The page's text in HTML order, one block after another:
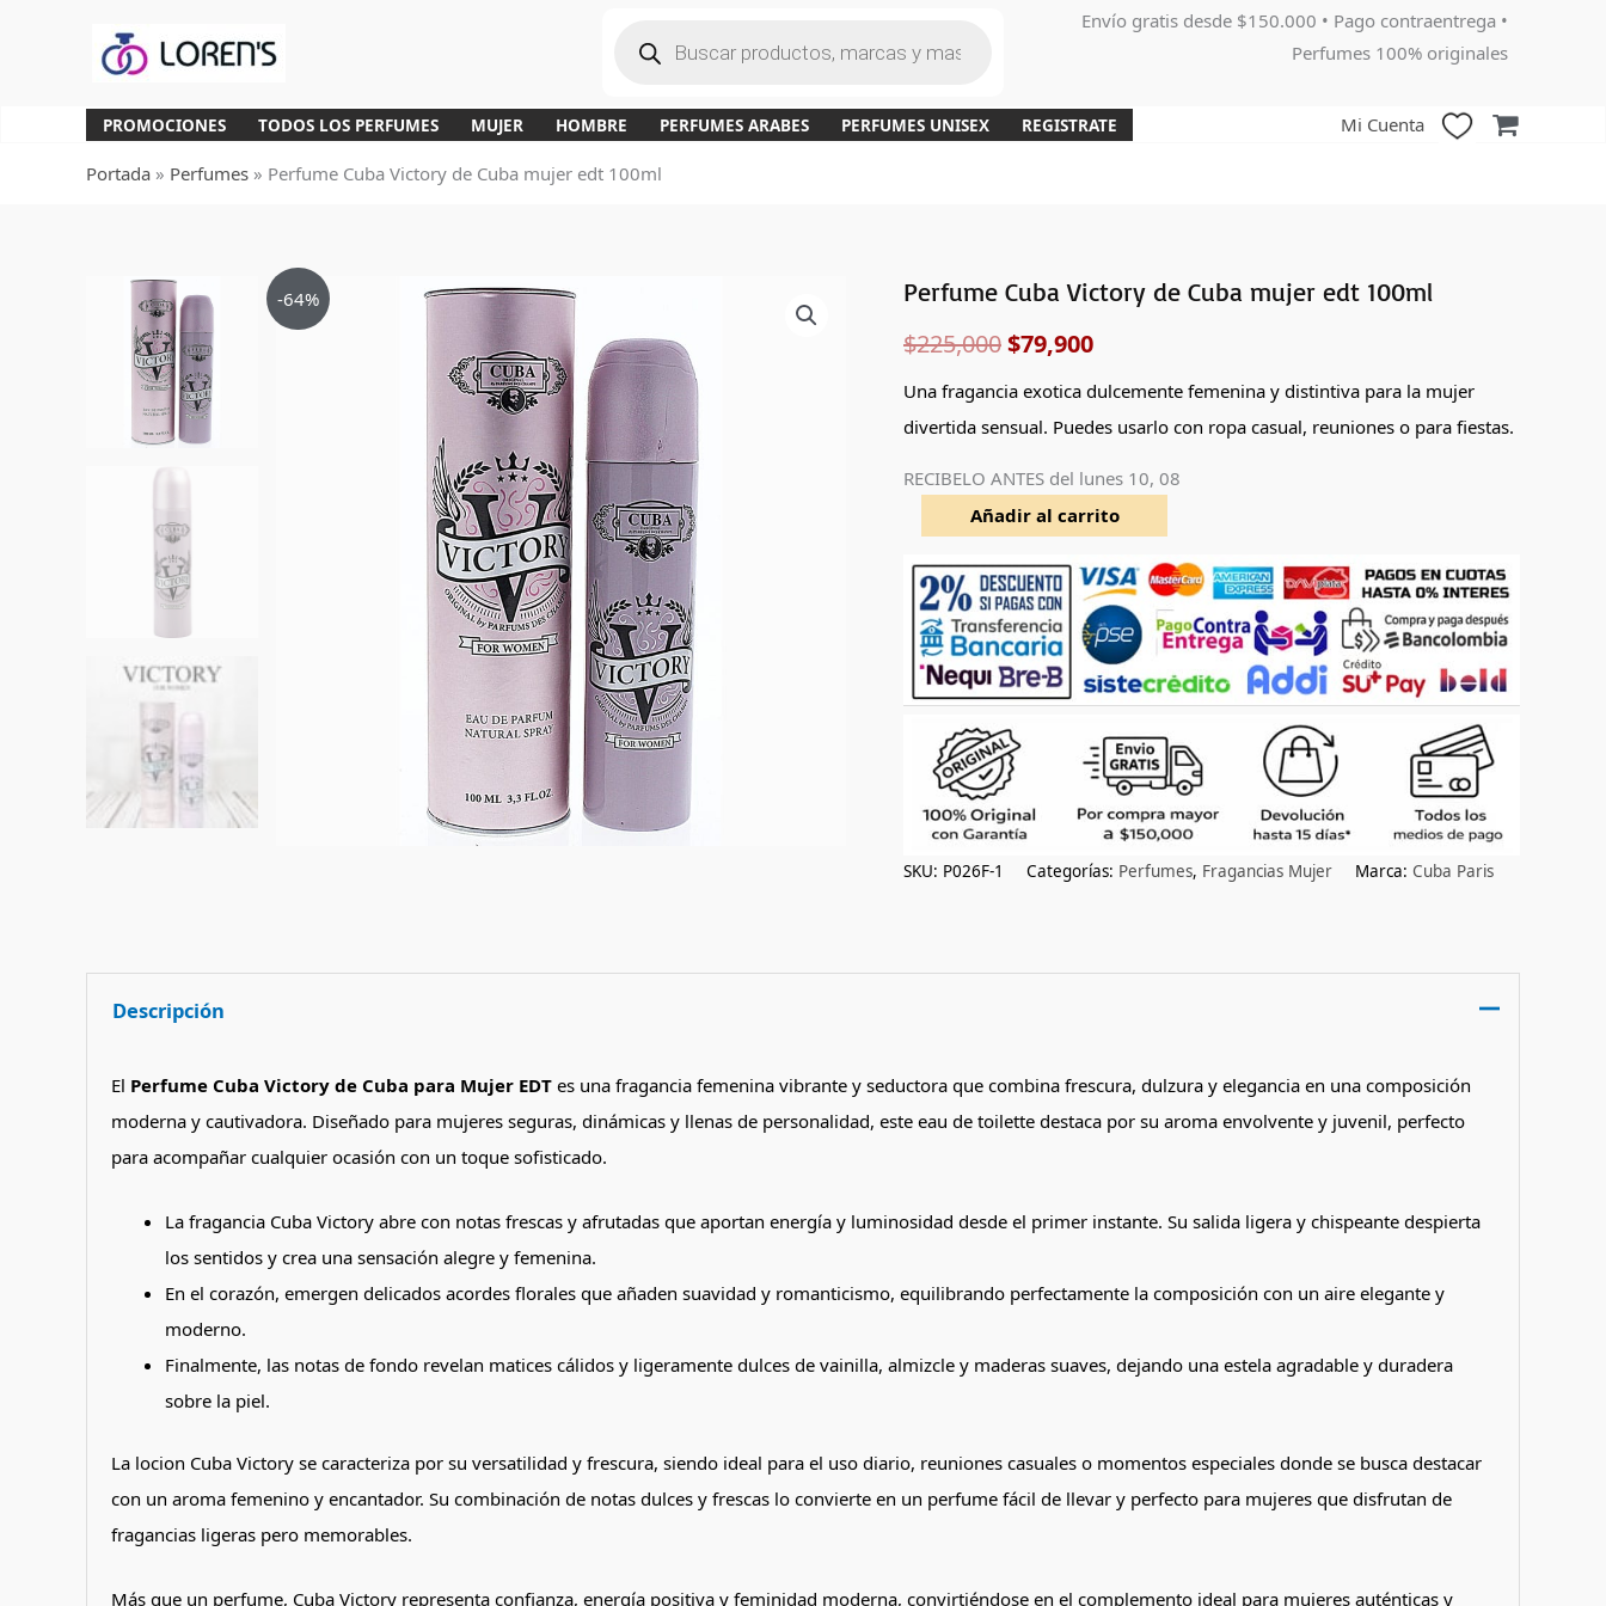
a
d
e
r
o
Envío gratis desde $150.000 • Pago contraentrega •
Perfumes 100% originales
PROMOCIONES TODOS LOS PERFUMES MUJER HOMBRE PERFUMES ARABES PERFUMES UNISEX REGISTRATE Mi Cuenta
Portada » Perfumes » Perfume Cuba Victory de Cuba mujer edt 100ml
-64%
Perfume Cuba Victory de Cuba mujer edt 100ml
$225,000
El
precio
original
era:
$225,000.
$79,900
El
precio
actual
es:
$79,900.
Una fragancia exotica dulcemente femenina y distintiva para la mujer
divertida sensual. Puedes usarlo con ropa casual, reuniones o para fiestas.
RECIBELO ANTES del lunes 10, 08
Perfume
Victory
de
Cuba
edt
Añadir al carrito
SKU: P026F-1 Categorías: Perfumes, Fragancias Mujer Marca: Cuba Paris
Descripción
El Perfume Cuba Victory de Cuba para Mujer EDTes una fragancia femenina vibrante y seductora que combina frescura, dulzura y elegancia en una composición
moderna y cautivadora. Diseñado para mujeres seguras, dinámicas y llenas de personalidad, este eau de toilette destaca por su aroma envolvente y juvenil, perfecto
para acompañar cualquier ocasión con un toque sofisticado.
La fragancia Cuba Victory abre con notas frescas y afrutadas que aportan energía y luminosidad desde el primer instante. Su salida ligera y chispeante despierta
los sentidos y crea una sensación alegre y femenina.
En el corazón, emergen delicados acordes florales que añaden suavidad y romanticismo, equilibrando perfectamente la composición con un aire elegante y
moderno.
Finalmente, las notas de fondo revelan matices cálidos y ligeramente dulces de vainilla, almizcle y maderas suaves, dejando una estela agradable y duradera
sobre la piel.
La locion Cuba Victory se caracteriza por su versatilidad y frescura, siendo ideal para el uso diario, reuniones casuales o momentos especiales donde se busca destacar
con un aroma femenino y encantador. Su combinación de notas dulces y frescas lo convierte en un perfume fácil de llevar y perfecto para mujeres que disfrutan de
fragancias ligeras pero memorables.
Más que un perfume, Cuba Victory representa confianza, energía positiva y feminidad moderna, convirtiéndose en el complemento ideal para mujeres auténticas y